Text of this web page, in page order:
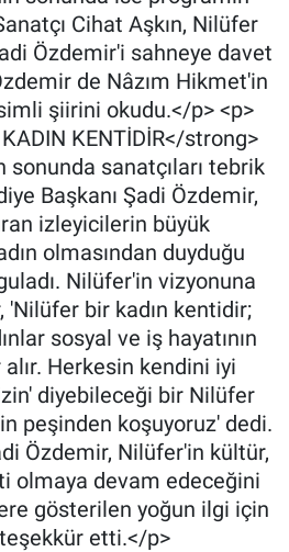
Cihat Aşkın, Nilüfer
Özdemir'i sahneye davet
de Nâzım Hikmet'in
şiirini okudu.</p> <p>
KENTİDİR</strong>
sonunda sanatçıları tebrik
Başkanı Şadi Özdemir,
izleyicilerin büyük
olmasından duyduğu
Nilüfer'in vizyonuna
'Nilüfer bir kadın kentidir;
sosyal ve iş hayatının
Herkesin kendini iyi
diyebileceği bir Nilüfer
peşinden koşuyoruz' dedi.
Özdemir, Nilüfer'in kültür,
olmaya devam edeceğini
gösterilen yoğun ilgi için
etti.</p>